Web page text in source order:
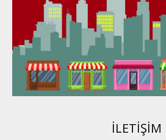
Konya PERDER
Van PERDER
BEYPER
İLETİŞİM